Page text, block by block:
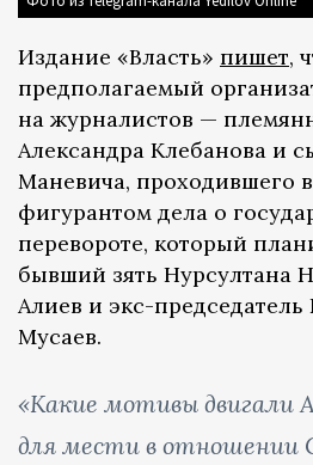
Издание «Власть» пишет,
предполагаемый
на журналистов —
Александра Клебанова и
Маневича, проходившего
фигурантом дела о
перевороте, который
бывший зять Нурсултана
Алиев и экс-
Мусаев.
«Какие мотивы двигали
для мести в отношении